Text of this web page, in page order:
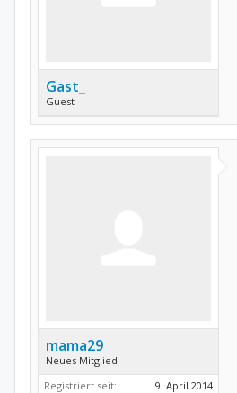
Gast_
Guest
mama29
Neues Mitglied
Registriert seit:
9. April 2014